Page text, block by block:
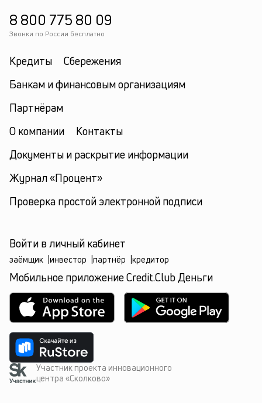
8 800 775 80 09
Звонки по России бесплатно
Кредиты
Сбережения
Банкам и финансовым организациям
Партнёрам
О компании
Контакты
Документы и раскрытие информации
Журнал «Процент»
Проверка простой электронной подписи
Войти в личный кабинет
заёмщик инвестор партнёр кредитор
Мобильное приложение Credit.Club Деньги
Участник проекта инновационного
центра «Сколково»